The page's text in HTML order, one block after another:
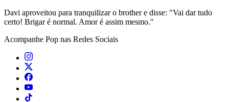
Davi aproveitou para tranquilizar o brother e disse: "Vai dar tudo
certo! Brigar é normal. Amor é assim mesmo."
Acompanhe Pop nas Redes Sociais